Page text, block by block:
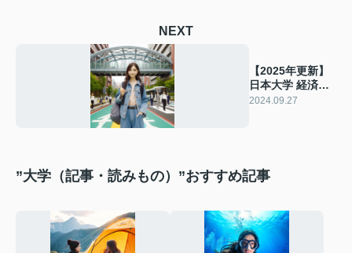
NEXT
【2025年更新】
日本大学 経済学
部への通学に便
2024.09.27
”大学（記事・読みもの）”おすすめ記事